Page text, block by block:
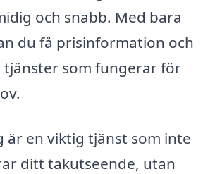
och snabb. Med bara
du få prisinformation och
tjänster som fungerar för
är en viktig tjänst som inte
ditt takutseende, utan